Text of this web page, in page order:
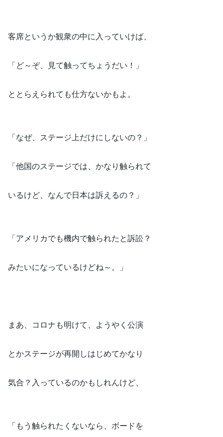
客席というか観衆の中に入っていけば、
「ど～ぞ、見て触ってちょうだい！」
ととらえられても仕方ないかもよ。
「なぜ、ステージ上だけにしないの？」
「他国のステージでは、かなり触られて
いるけど、なんで日本は訴えるの？」
「アメリカでも機内で触られたと訴訟？
みたいになっているけどね～。」
まあ、コロナも明けて、ようやく公演
とかステージが再開しはじめてかなり
気合？入っているのかもしれんけど、
「もう触られたくないなら、ボードを